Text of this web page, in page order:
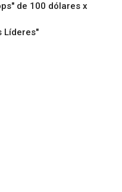
de 100 dólares x
Líderes"